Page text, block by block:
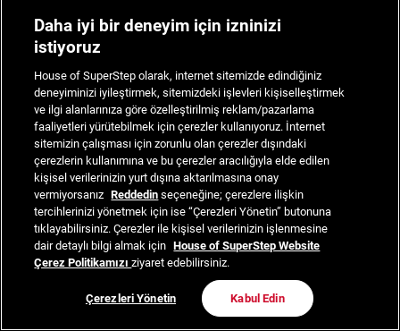
Daha iyi bir deneyim için izninizi
istiyoruz
House of SuperStep olarak, internet sitemizde edindiğiniz
deneyiminizi iyileştirmek, sitemizdeki işlevleri kişiselleştirmek
ve ilgi alanlarınıza göre özelleştirilmiş reklam/pazarlama
faaliyetleri yürütebilmek için çerezler kullanıyoruz. İnternet
sitemizin çalışması için zorunlu olan çerezler dışındaki
çerezlerin kullanımına ve bu çerezler aracılığıyla elde edilen
kişisel verilerinizin yurt dışına aktarılmasına onay
vermiyorsanız Reddedin seçeneğine; çerezlere ilişkin
tercihlerinizi yönetmek için ise “Çerezleri Yönetin” butonuna
tıklayabilirsiniz. Çerezler ile kişisel verilerinizin işlenmesine
dair detaylı bilgi almak için House of SuperStep Website
Çerez Politikamızıziyaret edebilirsiniz.
Çerezleri Yönetin Kabul Edin